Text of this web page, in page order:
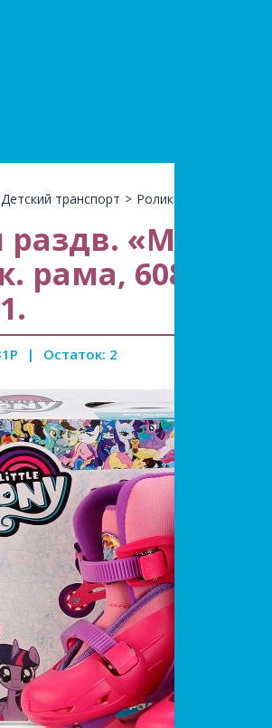
Детский транспорт > Ролики
раздв. «Мой
рама, 608 Z,
| Остаток: 2